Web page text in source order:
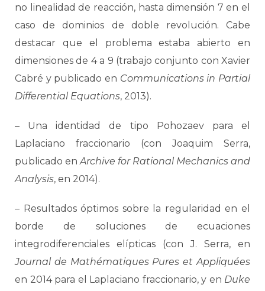
no linealidad de reacción, hasta dimensión 7 en el
caso de dominios de doble revolución. Cabe
destacar que el problema estaba abierto en
dimensiones de 4 a 9 (trabajo conjunto con Xavier
Cabré y publicado en Communications in Partial
Differential Equations, 2013).
– Una identidad de tipo Pohozaev para el
Laplaciano fraccionario (con Joaquim Serra,
publicado enArchive for Rational Mechanics and
Analysis, en 2014).
– Resultados óptimos sobre la regularidad en el
borde de soluciones de ecuaciones
integrodiferenciales elípticas (con J. Serra, en
Journal de Mathématiques Pures et Appliquées
en 2014 para el Laplaciano fraccionario, y en Duke